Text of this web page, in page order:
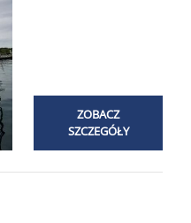
ZOBACZ
SZCZEGÓŁY